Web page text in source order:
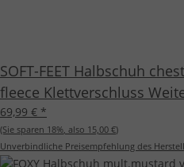
SOFT-FEET Halbschuh
fleece Klettverschluss
69,99 € *
(Sie sparen 18%, also 15,00 €)
Unverbindliche Preisempfehlung des